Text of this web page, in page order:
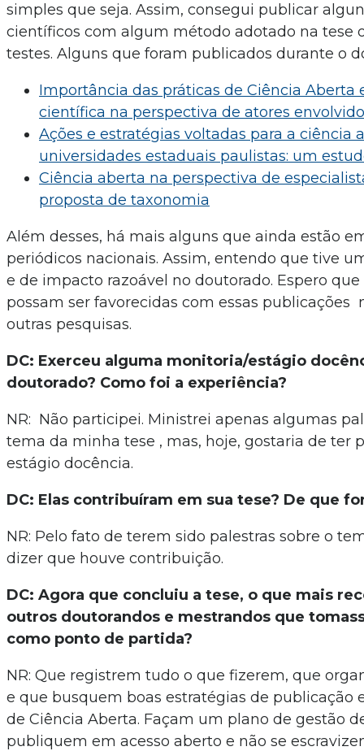
simples que seja. Assim, consegui publicar
científicos com algum método adotado na tese
testes. Alguns que foram publicados durante o
Importância das práticas de Ciência Aberta
científica na perspectiva de atores
Ações e estratégias voltadas para a ciência
universidades estaduais paulistas: um
Ciência aberta na perspectiva de
proposta de taxonomia
Além desses, há mais alguns que ainda estão
periódicos nacionais. Assim, entendo que tive
e de impacto razoável no doutorado. Espero que
possam ser favorecidas com essas publicações
outras pesquisas.
DC: Exerceu alguma monitoria/estágio
doutorado? Como foi a experiência?
NR: Não participei. Ministrei apenas algumas
tema da minha tese , mas, hoje, gostaria de ter
estágio docência.
DC: Elas contribuíram em sua tese? De que
NR: Pelo fato de terem sido palestras sobre o
dizer que houve contribuição.
DC: Agora que concluiu a tese, o que mais
outros doutorandos e mestrandos que
como ponto de partida?
NR: Que registrem tudo o que fizerem, que
e que busquem boas estratégias de publicação
de Ciência Aberta. Façam um plano de gestão
publiquem em acesso aberto e não se